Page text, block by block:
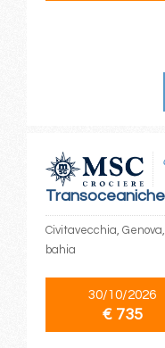
Transoceaniche
Civitavecchia,
bahia
30/10/2026
€ 735